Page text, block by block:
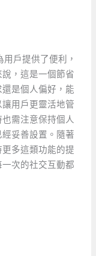
戶提供了便利，
，這是一個節省
是個人偏好，能
用戶更靈活地管
需注意保持個人
妥善設置。隨著
多這類功能的提
次的社交互動都